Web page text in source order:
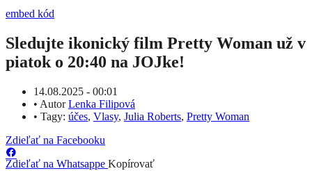
embed kód
Sledujte ikonický film Pretty Woman už v
piatok o 20:40 na JOJke!
14.08.2025 - 00:01
• AutorLenka Filipová
• Tagy: účes, Vlasy, Julia Roberts, Pretty Woman
Zdieľať na Facebooku
Zdieľať na Whatsappe Kopírovať